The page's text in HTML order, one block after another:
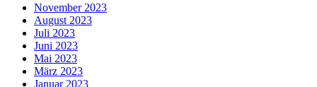
November 2023
August 2023
Juli 2023
Juni 2023
Mai 2023
März 2023
Januar 2023